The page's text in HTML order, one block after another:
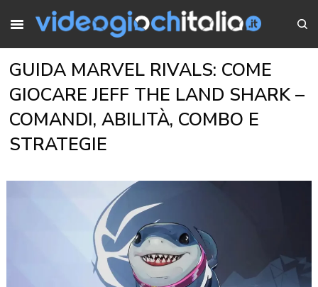
GUIDA MARVEL RIVALS: COME
GIOCARE JEFF THE LAND SHARK –
COMANDI, ABILITÀ, COMBO E
STRATEGIE